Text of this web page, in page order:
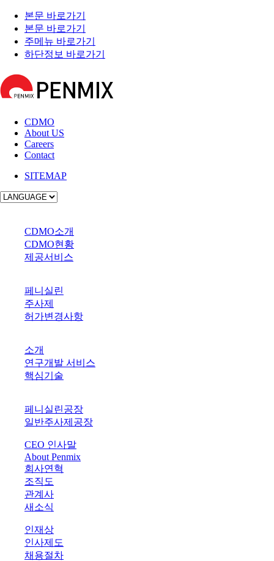
본문 바로가기
본문 바로가기
주메뉴 바로가기
하단정보 바로가기
CDMO
About US
Careers
Contact
SITEMAP
CDMO소개
CDMO현황
제공서비스
페니실린
주사제
허가변경사항
소개
연구개발 서비스
핵심기술
페니실린공장
일반주사제공장
CEO 인사말
About Penmix
회사연혁
조직도
관계사
새소식
인재상
인사제도
채용절차